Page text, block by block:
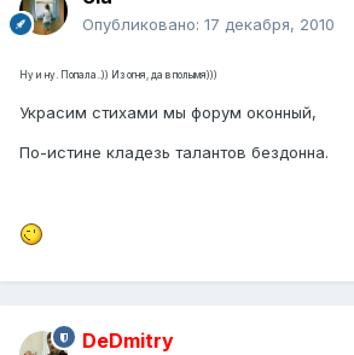
Опубликовано: 17 декабря, 2010
Ну и ну. Попала..)) Из огня, да в полымя)))
Украсим стихами мы форум оконный,
По-истине кладезь талантов бездонна.
DeDmitry